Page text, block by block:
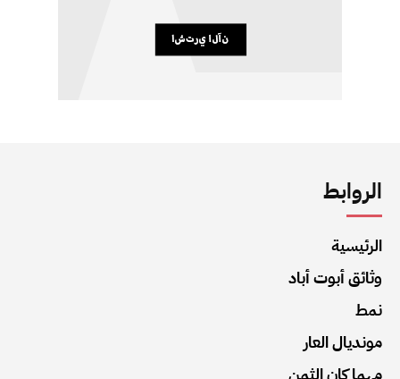
الروابط
الرئيسية
وثائق أبوت أباد
نمط
مونديال العار
مهما كان الثمن